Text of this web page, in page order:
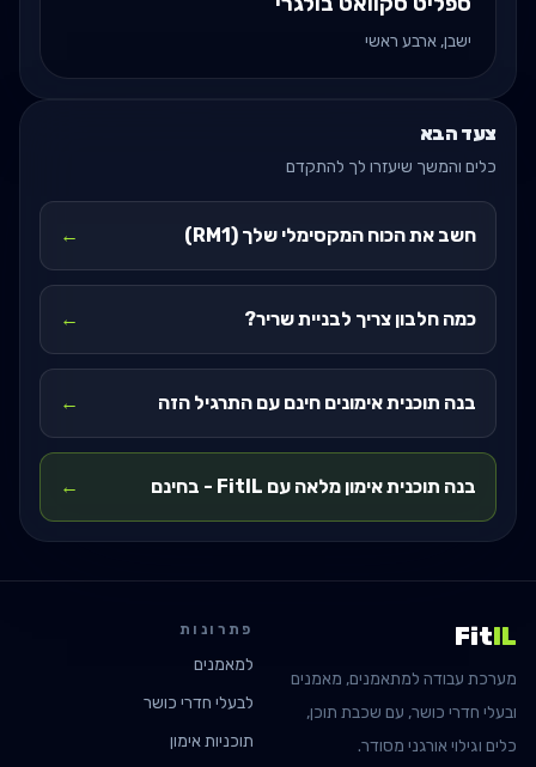
ישבן, ארבע ראשי
צעד הבא
כלים והמשך שיעזרו לך להתקדם
חשב את הכוח המקסימלי שלך (RM1) ←
כמה חלבון צריך לבניית שריר? ←
בנה תוכנית אימונים חינם עם התרגיל הזה ←
בנה תוכנית אימון מלאה עם FitIL - בחינם ←
FitIL
מערכת עבודה למתאמנים, מאמנים
ובעלי חדרי כושר, עם שכבת תוכן,
כלים וגילוי אורגני מסודר.
פתרונות
למאמנים
לבעלי חדרי כושר
תוכניות אימון